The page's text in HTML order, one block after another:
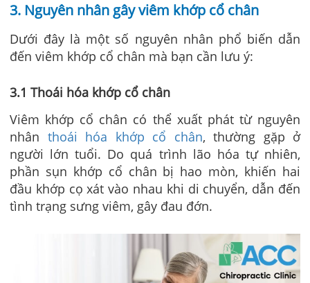
3. Nguyên nhân gây viêm khớp cổ chân
Dưới đây là một số nguyên nhân phổ biến dẫn
đến viêm khớp cổ chân mà bạn cần lưu ý:
3.1 Thoái hóa khớp cổ chân
Viêm khớp cổ chân có thể xuất phát từ nguyên
nhân thoái hóa khớp cổ chân, thường gặp ở
người lớn tuổi. Do quá trình lão hóa tự nhiên,
phần sụn khớp cổ chân bị hao mòn, khiến hai
đầu khớp cọ xát vào nhau khi di chuyển, dẫn đến
tình trạng sưng viêm, gây đau đớn.